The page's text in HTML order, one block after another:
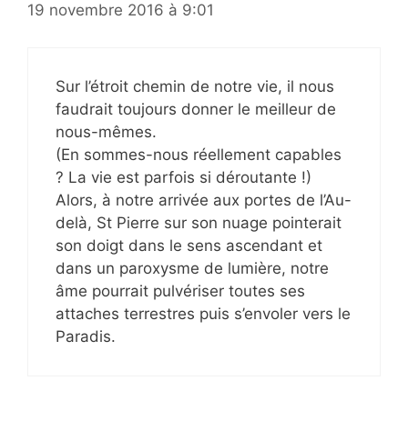
19 novembre 2016 à 9:01
Sur l’étroit chemin de notre vie, il nous
faudrait toujours donner le meilleur de
nous-mêmes.
(En sommes-nous réellement capables
? La vie est parfois si déroutante !)
Alors, à notre arrivée aux portes de l’Au-
delà, St Pierre sur son nuage pointerait
son doigt dans le sens ascendant et
dans un paroxysme de lumière, notre
âme pourrait pulvériser toutes ses
attaches terrestres puis s’envoler vers le
Paradis.